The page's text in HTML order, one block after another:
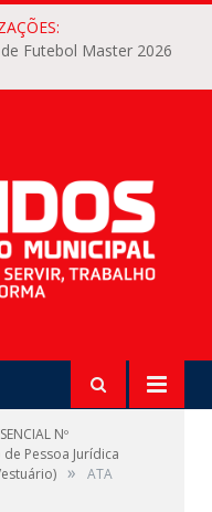
Futebol Master 2026
Nº
Pessoa Jurídica
»
ATA